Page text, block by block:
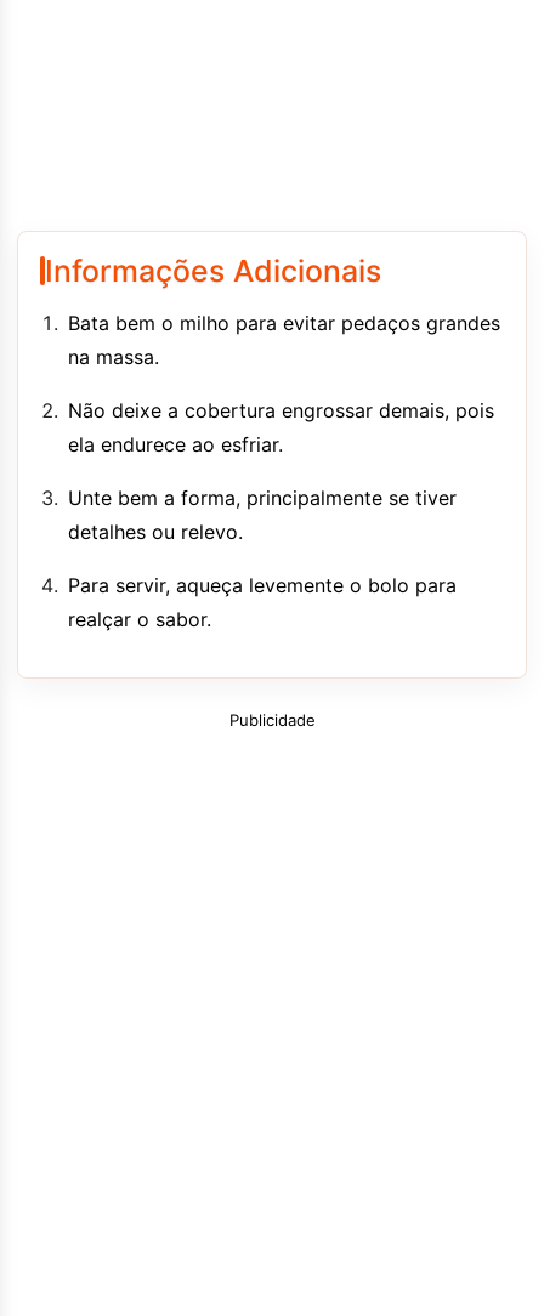
Informações Adicionais
Bata bem o milho para evitar pedaços grandes
na massa.
Não deixe a cobertura engrossar demais, pois
ela endurece ao esfriar.
Unte bem a forma, principalmente se tiver
detalhes ou relevo.
Para servir, aqueça levemente o bolo para
realçar o sabor.
Publicidade